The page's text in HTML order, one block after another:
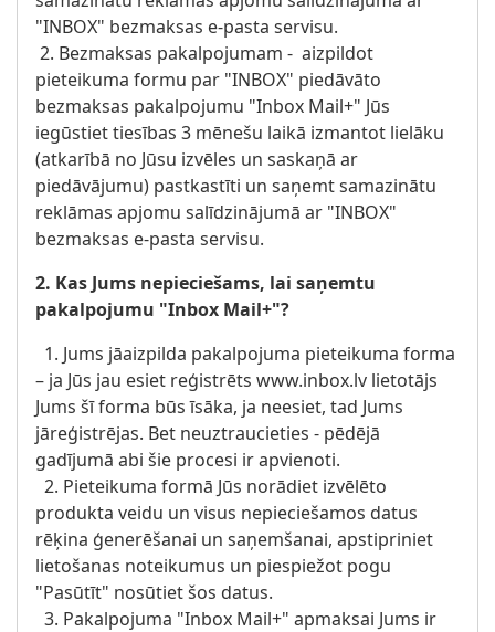
"INBOX" bezmaksas e-pasta servisu.
2. Bezmaksas pakalpojumam - aizpildot
pieteikuma formu par "INBOX" piedāvāto
bezmaksas pakalpojumu "Inbox Mail+" Jūs
iegūstiet tiesības 3 mēnešu laikā izmantot lielāku
(atkarībā no Jūsu izvēles un saskaņā ar
piedāvājumu) pastkastīti un saņemt samazinātu
reklāmas apjomu salīdzinājumā ar "INBOX"
bezmaksas e-pasta servisu.
2. Kas Jums nepieciešams, lai saņemtu
pakalpojumu "Inbox Mail+"?
1. Jums jāaizpilda pakalpojuma pieteikuma forma
– ja Jūs jau esiet reģistrēts www.inbox.lv lietotājs
Jums šī forma būs īsāka, ja neesiet, tad Jums
jāreģistrējas. Bet neuztraucieties - pēdējā
gadījumā abi šie procesi ir apvienoti.
2. Pieteikuma formā Jūs norādiet izvēlēto
produkta veidu un visus nepieciešamos datus
rēķina ģenerēšanai un saņemšanai, apstipriniet
lietošanas noteikumus un piespiežot pogu
"Pasūtīt" nosūtiet šos datus.
3. Pakalpojuma "Inbox Mail+" apmaksai Jums ir